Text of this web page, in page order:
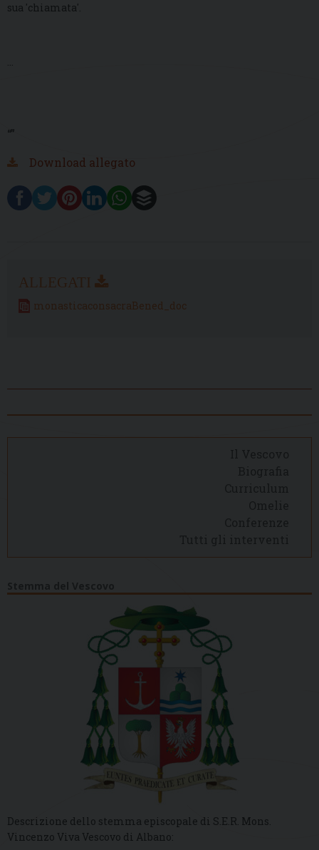
sua 'chiamata'.
...
“”
Download allegato
monasticaconsacraBened_doc
Descrizione dello stemma episcopale di S.E.R. Mons.
Vincenzo Viva Vescovo di Albano: